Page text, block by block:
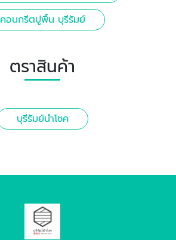
คอนกรีตปูพื้น บุรีรัมย์
ตราสินค้า
บุรีรัมย์นำโชค